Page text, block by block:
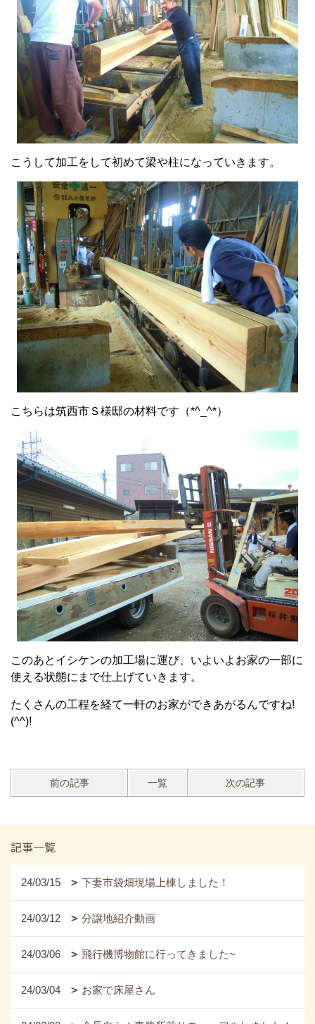
こうして加工をして初めて梁や柱になっていきます。
こちらは筑西市Ｓ様邸の材料です（*^_^*）
このあとイシケンの加工場に運び、いよいよお家の一部に
使える状態にまで仕上げていきます。
たくさんの工程を経て一軒のお家ができあがるんですね!
(^^)!
前の記事 一覧 次の記事
記事一覧
24/03/15 下妻市袋畑現場上棟しました！
24/03/12 分譲地紹介動画
24/03/06 飛行機博物館に行ってきました~
24/03/04 お家で床屋さん